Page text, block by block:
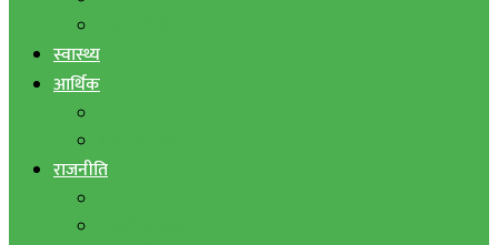
स्वास्थ्य
आर्थिक
राजनीति